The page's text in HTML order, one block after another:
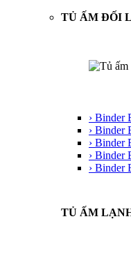
TỦ ẤM ĐỐI
› Binder
› Binder
› Binder
› Binder
› Binder
TỦ ẤM